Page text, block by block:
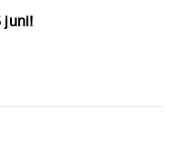
juni!